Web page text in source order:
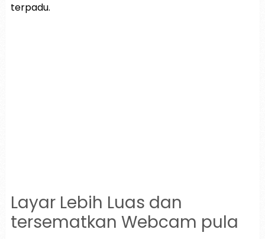
terpadu.
Layar Lebih Luas dan
tersematkan Webcam pula